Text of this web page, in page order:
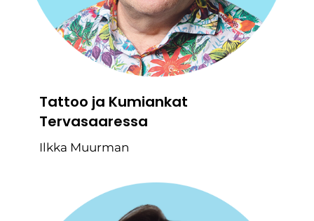
Tattoo ja Kumiankat
Tervasaaressa
Ilkka Muurman